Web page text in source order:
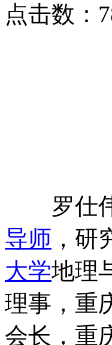
点击数：
罗仕伟
导师 ，
大学地理
理事，重
会长，重